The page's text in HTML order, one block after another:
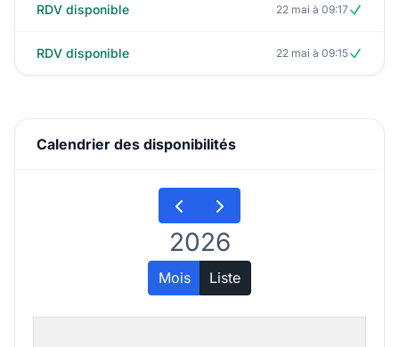
RDV disponible 22 mai à 09:17
RDV disponible 22 mai à 09:15
Calendrier des disponibilités
2026
Mois Liste